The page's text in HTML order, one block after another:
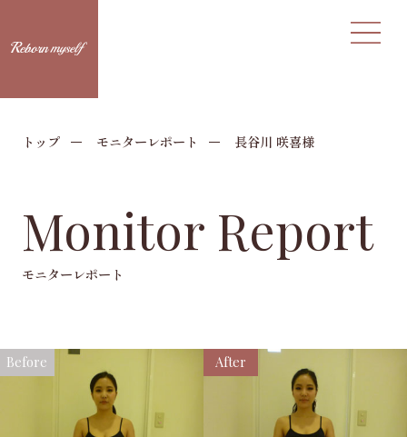
トップ モニターレポート 長谷川 咲喜様
Monitor Report
モニターレポート
Before After